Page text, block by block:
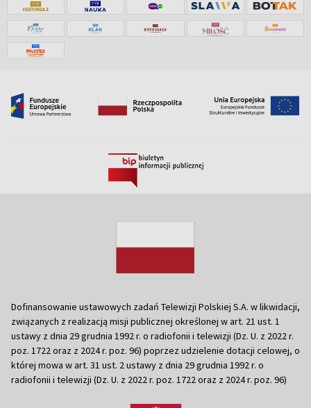
Dofinansowanie ustawowych zadań Telewizji Polskiej S.A. w likwidacji,
związanych z realizacją misji publicznej określonej w art. 21 ust. 1
ustawy z dnia 29 grudnia 1992 r. o radiofonii i telewizji (Dz. U. z 2022 r.
poz. 1722 oraz z 2024 r. poz. 96) poprzez udzielenie dotacji celowej, o
której mowa w art. 31 ust. 2 ustawy z dnia 29 grudnia 1992 r. o
radiofonii i telewizji (Dz. U. z 2022 r. poz. 1722 oraz z 2024 r. poz. 96)